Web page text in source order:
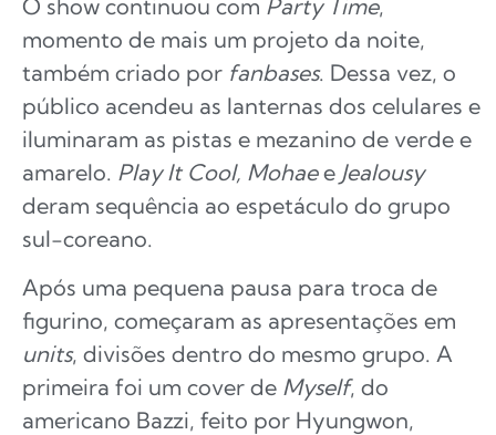
O show continuou com Party Time,
momento de mais um projeto da noite,
também criado por fanbases. Dessa vez, o
público acendeu as lanternas dos celulares e
iluminaram as pistas e mezanino de verde e
amarelo. Play It Cool, Mohaee Jealousy
deram sequência ao espetáculo do grupo
sul-coreano.
Após uma pequena pausa para troca de
figurino, começaram as apresentações em
units, divisões dentro do mesmo grupo. A
primeira foi um cover de Myself, do
americano Bazzi, feito por Hyungwon,